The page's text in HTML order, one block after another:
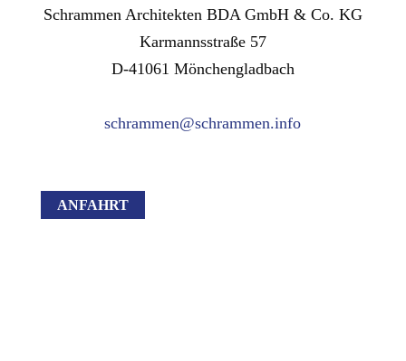
Schrammen Architekten BDA GmbH & Co. KG
Karmannsstraße 57
D-41061 Mönchengladbach
schrammen@schrammen.info
ANFAHRT